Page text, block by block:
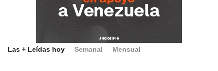
Las + Leídas hoy Semanal Mensual